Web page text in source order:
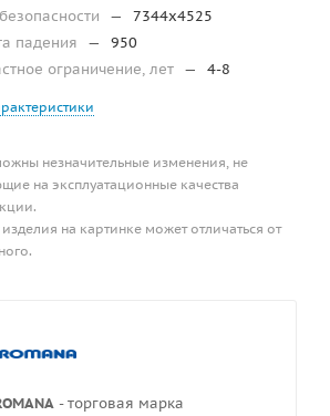
—
7344х4525
падения
—
950
ограничение, лет — 4-8
незначительные изменения, не
на эксплуатационные качества
на картинке может отличаться от
- торговая марка